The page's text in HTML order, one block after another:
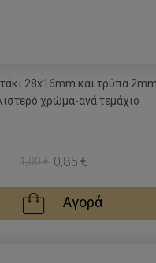
28x16mm και τρύπα
χρώμα-ανά τεμάχιο
1,00 € 0,85 €
Αγορά